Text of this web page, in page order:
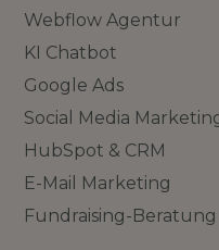
Webflow Agentur
KI Chatbot
Google Ads
Social Media
HubSpot & CRM
E-Mail Marketing
Fundraising-Beratung